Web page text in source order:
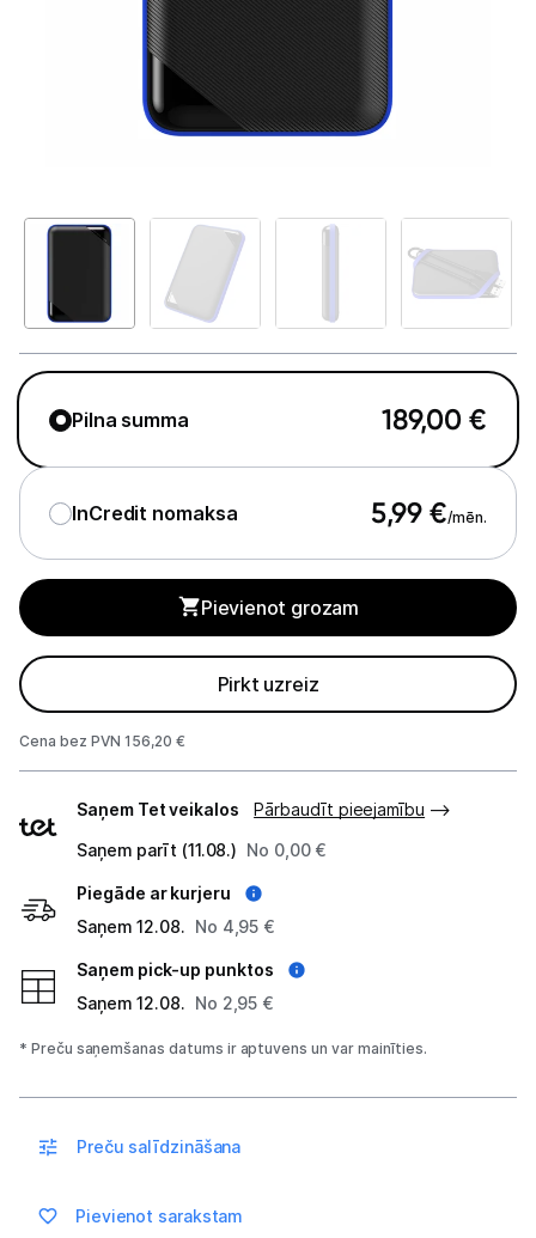
GAMING pasaule >
Portatīvie datori un piederumi
Audio
Spēļu konsoles un piederumi
Datu nesēji
Ārējie cietie diski
Atmiņas kartes
Atmiņas karšu lasītāji
Drukas iekārtas
Biroja piederumi
Telefoni, planšetdatori
Viedierīces
Sadzīves tehnika
Skaistumkopšana
Sports un atpūta
Pilna summa 189,00 €
InCredit nomaksa 5,99 €/mēn.
Pievienot grozam
Pirkt uzreiz
Cena bez PVN 156,20 €
veidi
Saņem Tet veikalos
Pārbaudīt pieejamību
Saņem parīt (11.08.) No 0,00 €
Piegāde ar kurjeru
Saņem 12.08. No 4,95 €
Saņem pick-up punktos
Saņem 12.08. No 2,95 €
* Preču saņemšanas datums ir aptuvens un var mainīties.
Preču salīdzināšana
Pievienot sarakstam